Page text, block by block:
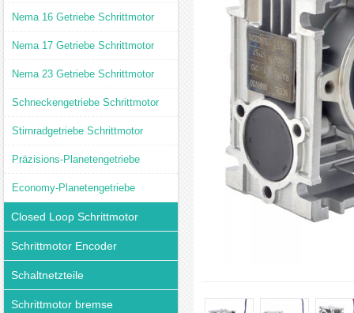
Nema 16 Getriebe Schrittmotor
Nema 17 Getriebe Schrittmotor
Nema 23 Getriebe Schrittmotor
Schneckengetriebe Schrittmotor
Stirnradgetriebe Schrittmotor
Präzisions-Planetengetriebe
Economy-Planetengetriebe
Closed Loop Schrittmotor
Schrittmotor Encoder
Schaltnetzteile
Schrittmotor bremse